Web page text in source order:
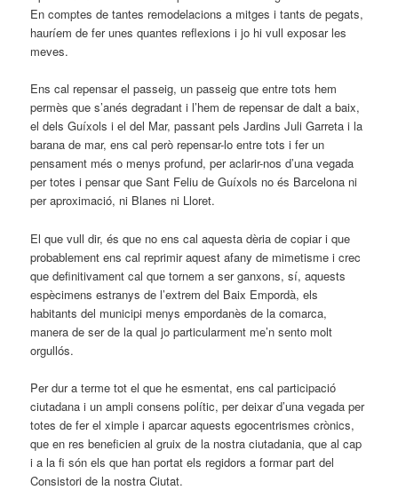
En comptes de tantes remodelacions a mitges i tants de pegats,
hauríem de fer unes quantes reflexions i jo hi vull exposar les
meves.
Ens cal repensar el passeig, un passeig que entre tots hem
permès que s’anés degradant i l’hem de repensar de dalt a baix,
el dels Guíxols i el del Mar, passant pels Jardins Juli Garreta i la
barana de mar, ens cal però repensar-lo entre tots i fer un
pensament més o menys profund, per aclarir-nos d’una vegada
per totes i pensar que Sant Feliu de Guíxols no és Barcelona ni
per aproximació, ni Blanes ni Lloret.
El que vull dir, és que no ens cal aquesta dèria de copiar i que
probablement ens cal reprimir aquest afany de mimetisme i crec
que definitivament cal que tornem a ser ganxons, sí, aquests
espècimens estranys de l’extrem del Baix Empordà, els
habitants del municipi menys empordanès de la comarca,
manera de ser de la qual jo particularment me’n sento molt
orgullós.
Per dur a terme tot el que he esmentat, ens cal participació
ciutadana i un ampli consens polític, per deixar d’una vegada per
totes de fer el ximple i aparcar aquests egocentrismes crònics,
que en res beneficien al gruix de la nostra ciutadania, que al cap
i a la fi són els que han portat els regidors a formar part del
Consistori de la nostra Ciutat.